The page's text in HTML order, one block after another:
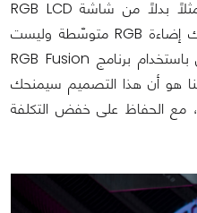
حيث سنجد في المدخل الخلفي مثلاً بدلاً من شاشة RGB LCD
المتميزة، سنجد لدينا بدلاً من ذلك إضاءة RGB متوسّطة وليست
جنونية، ويمكن تخصيصها بالكامل باستخدام برنامج RGB Fusion
هو أن هذا التصميم سيمنحك
مع الحفاظ على خفض التكلفة